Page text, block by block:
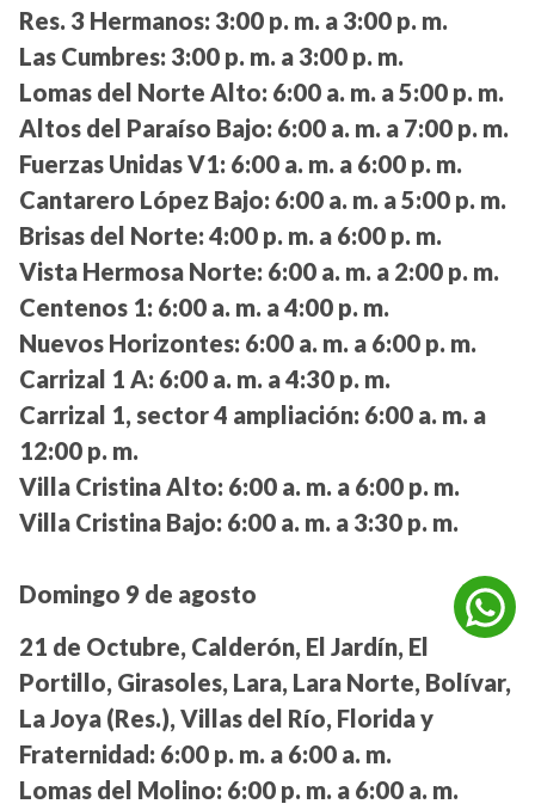
Res. 3 Hermanos: 3:00 p. m. a 3:00 p. m.
Las Cumbres: 3:00 p. m. a 3:00 p. m.
Lomas del Norte Alto: 6:00 a. m. a 5:00 p. m.
Altos del Paraíso Bajo: 6:00 a. m. a 7:00 p. m.
Fuerzas Unidas V1: 6:00 a. m. a 6:00 p. m.
Cantarero López Bajo: 6:00 a. m. a 5:00 p. m.
Brisas del Norte: 4:00 p. m. a 6:00 p. m.
Vista Hermosa Norte: 6:00 a. m. a 2:00 p. m.
Centenos 1: 6:00 a. m. a 4:00 p. m.
Nuevos Horizontes: 6:00 a. m. a 6:00 p. m.
Carrizal 1 A: 6:00 a. m. a 4:30 p. m.
Carrizal 1, sector 4 ampliación: 6:00 a. m. a
12:00 p. m.
Villa Cristina Alto: 6:00 a. m. a 6:00 p. m.
Villa Cristina Bajo: 6:00 a. m. a 3:30 p. m.
Domingo 9 de agosto
21 de Octubre, Calderón, El Jardín, El
Portillo, Girasoles, Lara, Lara Norte, Bolívar,
La Joya (Res.), Villas del Río, Florida y
Fraternidad: 6:00 p. m. a 6:00 a. m.
Lomas del Molino: 6:00 p. m. a 6:00 a. m.